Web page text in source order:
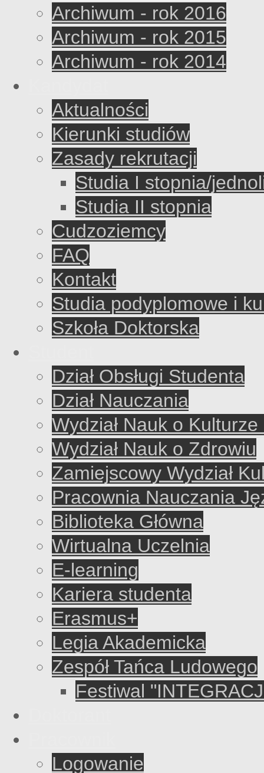
Archiwum - rok 2016
Archiwum - rok 2015
Archiwum - rok 2014
Aktualności
Kierunki studiów
Zasady rekrutacji
Studia I stopnia/
Studia II stopnia
Cudzoziemcy
FAQ
Kontakt
Studia podyplomowe i
Szkoła Doktorska
Dział Obsługi Studenta
Dział Nauczania
Wydział Nauk o
Wydział Nauk o Zdrowiu
Zamiejscowy Wydział
Pracownia Nauczania
Biblioteka Główna
Wirtualna Uczelnia
E-learning
Kariera studenta
Erasmus+
Legia Akademicka
Zespół Tańca Ludowego
Festiwal
Logowanie